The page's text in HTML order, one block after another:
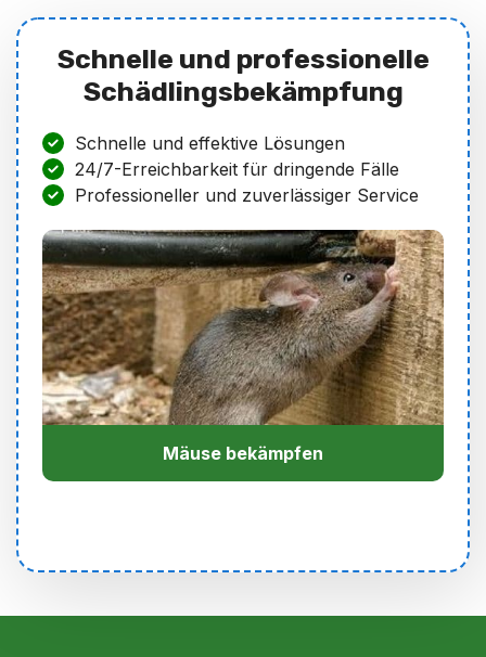
Schnelle und professionelle
Schädlingsbekämpfung
Schnelle und effektive Lösungen
24/7-Erreichbarkeit für dringende Fälle
Professioneller und zuverlässiger Service
Mäuse bekämpfen